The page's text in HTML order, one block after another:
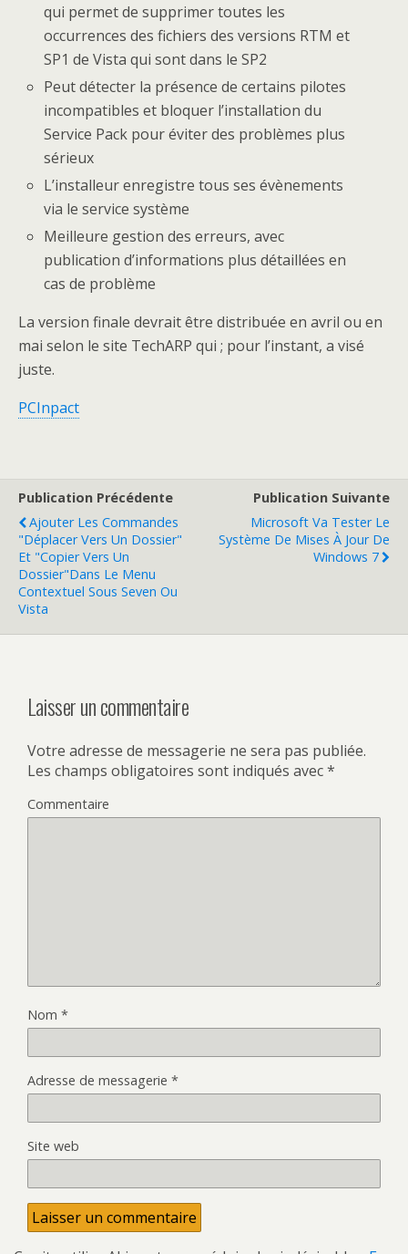
qui permet de supprimer toutes les
occurrences des fichiers des versions RTM et
SP1 de Vista qui sont dans le SP2
Peut détecter la présence de certains pilotes
incompatibles et bloquer l’installation du
Service Pack pour éviter des problèmes plus
sérieux
L’installeur enregistre tous ses évènements
via le service système
Meilleure gestion des erreurs, avec
publication d’informations plus détaillées en
cas de problème
La version finale devrait être distribuée en avril ou en
mai selon le site TechARP qui ; pour l’instant, a visé
juste.
PCInpact
Publication Précédente
Ajouter Les Commandes
"Déplacer Vers Un Dossier"
Et "Copier Vers Un
Dossier"dans Le Menu
Contextuel Sous Seven Ou
Vista
Publication Suivante
Microsoft Va Tester Le
Système De Mises À Jour De
Windows 7
Laisser un commentaire
Votre adresse de messagerie ne sera pas publiée.
Les champs obligatoires sont indiqués avec*
Commentaire
Nom *
Adresse de messagerie *
Site web